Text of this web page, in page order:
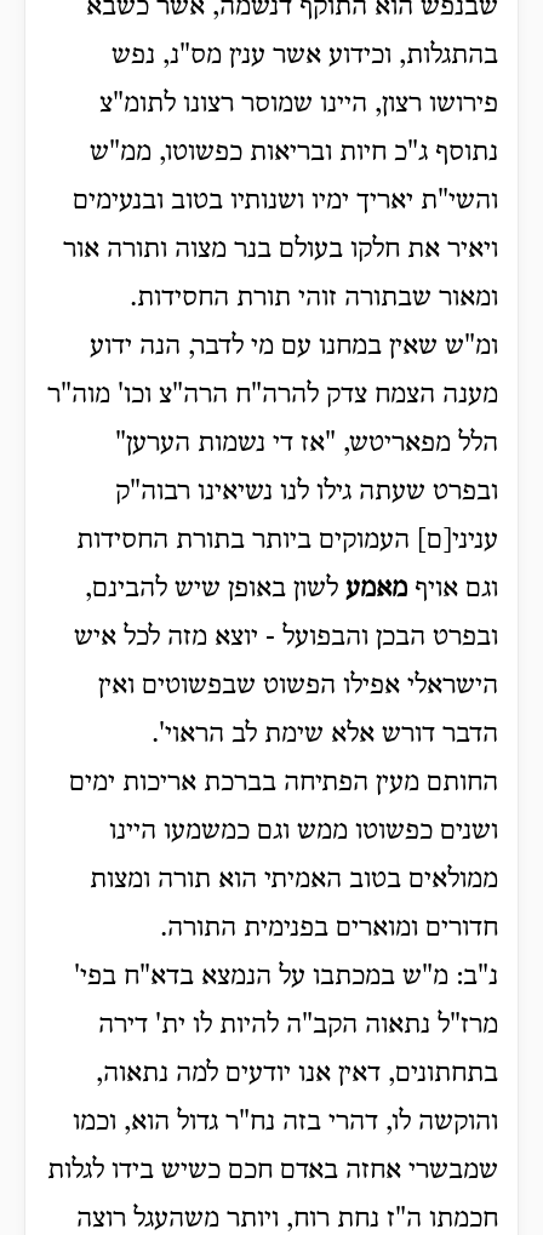
שבנפש הוא התוקף דנשמה, אשר כשבא
בהתגלות, וכידוע אשר ענין מס"נ, נפש
פירושו רצון, היינו שמוסר רצונו לתומ"צ
נתוסף ג"כ חיות ובריאות כפשוטו, ממ"ש
והשי"ת יאריך ימיו ושנותיו בטוב ובנעימים
ויאיר את חלקו בעולם בנר מצוה ותורה אור
ומאור שבתורה זוהי תורת החסידות.
ומ"ש שאין במחנו עם מי לדבר, הנה ידוע
מענה הצמח צדק להרה"ח הרה"צ וכו' מוה"ר
הלל מפאריטש, "אז די נשמות הערען"
ובפרט שעתה גילו לנו נשיאינו רבוה"ק
עניני[ם] העמוקים ביותר בתורת החסידות
וגם אויף מאמע לשון באופן שיש להבינם,
ובפרט הבכן והבפועל - יוצא מזה לכל איש
הישראלי אפילו הפשוט שבפשוטים ואין
הדבר דורש אלא שימת לב הראוי'.
החותם מעין הפתיחה בברכת אריכות ימים
ושנים כפשוטו ממש וגם כמשמעו היינו
ממולאים בטוב האמיתי הוא תורה ומצות
חדורים ומוארים בפנימית התורה.
נ"ב: מ"ש במכתבו על הנמצא בדא"ח בפי'
מרז"ל נתאוה הקב"ה להיות לו ית' דירה
בתחתונים, דאין אנו יודעים למה נתאוה,
והוקשה לו, דהרי בזה נח"ר גדול הוא, וכמו
שמבשרי אחזה באדם חכם כשיש בידו לגלות
חכמתו ה"ז נחת רוח, ויותר משהעגל רוצה